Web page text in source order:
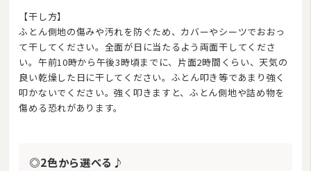
【干し方】
ふとん側地の傷みや汚れを防ぐため、カバーやシーツでおおっ
て干してください。全面が日に当たるよう両面干してくださ
い。午前10時から午後3時頃までに、片面2時間くらい、天気の
良い乾燥した日に干してください。ふとん叩き等であまり強く
叩かないでください。強く叩きますと、ふとん側地や詰め物を
傷める恐れがあります。
◎2色から選べる♪